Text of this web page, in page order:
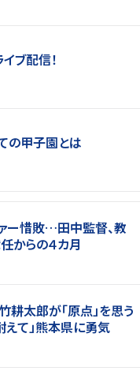
ブ配信！
の甲子園とは
ァー惜敗…田中監督、教
からの４カ月
耕太郎が「原点」を思う
て」熊本県に勇気